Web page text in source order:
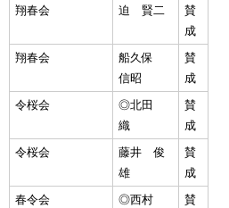
翔春会
迫 賢二
賛
成
翔春会
船久保
信昭
賛
成
令桜会
◎北田
織
賛
成
令桜会
藤井 俊
雄
賛
成
春令会
◎西村
賛